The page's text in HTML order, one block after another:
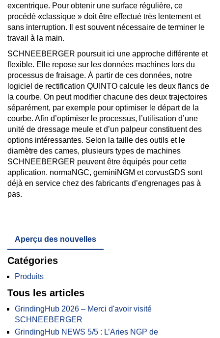
excentrique. Pour obtenir une surface régulière, ce
procédé «classique » doit être effectué très lentement et
sans interruption. Il est souvent nécessaire de terminer le
travail à la main.
SCHNEEBERGER poursuit ici une approche différente et
flexible. Elle repose sur les données machines lors du
processus de fraisage. À partir de ces données, notre
logiciel de rectification QUINTO calcule les deux flancs de
la courbe. On peut modifier chacune des deux trajectoires
séparément, par exemple pour optimiser le départ de la
courbe. Afin d’optimiser le processus, l’utilisation d’une
unité de dressage meule et d’un palpeur constituent des
options intéressantes. Selon la taille des outils et le
diamètre des cames, plusieurs types de machines
SCHNEEBERGER peuvent être équipés pour cette
application. normaNGC, geminiNGM et corvusGDS sont
déjà en service chez des fabricants d’engrenages pas à
pas.
Aperçu des nouvelles
Catégories
Produits
Tous les articles
GrindingHub 2026 – Merci d'avoir visité
SCHNEEBERGER
GrindingHub NEWS 5/5 : L’Aries NGP de